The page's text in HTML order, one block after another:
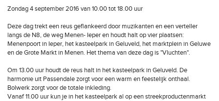
Zondag 4 september 2016 van 10.00 tot 18.00 uur
Deze dag trekt een reus geflankeerd door muzikanten en een verteller
langs de N8, de weg Menen- Ieper en houdt halt op vier plaatsen:
Menenpoort in Ieper, het kasteelpark in Geluveld, het marktplein in Geluwe
en de Grote Markt in Menen. Het thema van deze dag is "Vluchten".
Om 13.00 uur houdt de reus halt in het kasteelpark in Geluveld. De
harmonie uit Passendale zorgt voor een warm en feestelijk onthaal.
Bolwerk zorgt voor de totale inkleding.
Vanaf 11.00 uur kun je in het kasteelpark al op een streekproductenmarkt